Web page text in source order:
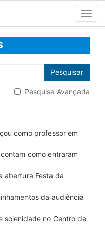
Pesquisar
Pesquisa Avançada
como professor em
como entraram
abertura Festa da
da audiência
solenidade no Centro de